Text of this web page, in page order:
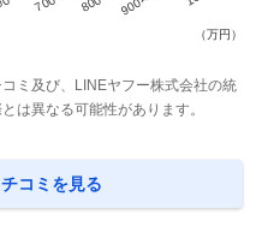
ミ及び、LINEヤフー株式会社の統
は異なる可能性があります。
コミを見る